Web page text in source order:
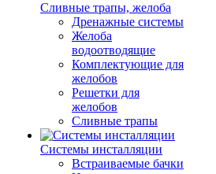
Сливные трапы, желоба
Дренажные системы
Желоба
водоотводящие
Комплектующие для
желобов
Решетки для
желобов
Сливные трапы
Системы инсталляции
Встраиваемые бачки